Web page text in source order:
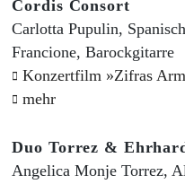
Cordis Consort
Carlotta Pupulin,
Francione, Barockgitarre
Konzertfilm »Zifras
mehr
Duo Torrez &
Angelica Monje Torrez,